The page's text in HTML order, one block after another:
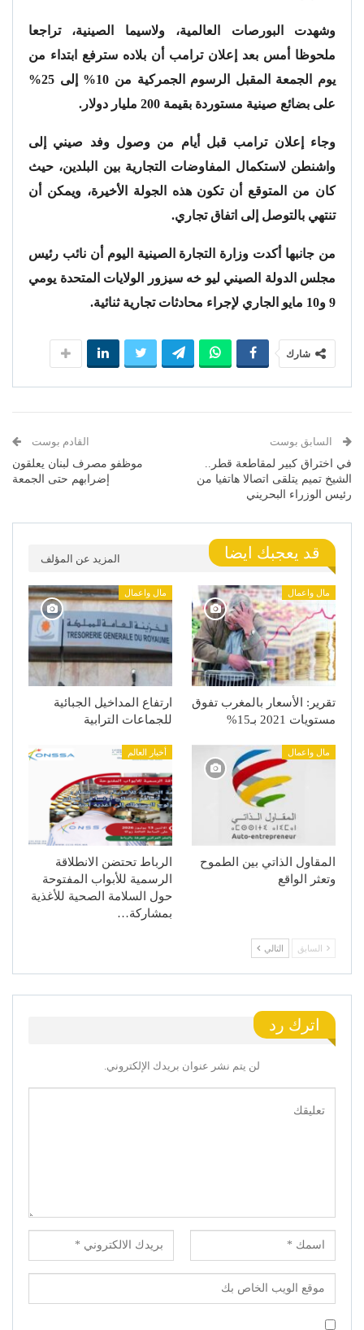
وشهدت البورصات العالمية، ولاسيما الصينية، تراجعا
ملحوظا أمس بعد إعلان ترامب أن بلاده سترفع ابتداء من
يوم الجمعة المقبل الرسوم الجمركية من 10% إلى 25%
على بضائع صينية مستوردة بقيمة 200 مليار دولار.
وجاء إعلان ترامب قبل أيام من وصول وفد صيني إلى
واشنطن لاستكمال المفاوضات التجارية بين البلدين، حيث
كان من المتوقع أن تكون هذه الجولة الأخيرة، ويمكن أن
تنتهي بالتوصل إلى اتفاق تجاري.
من جانبها أكدت وزارة التجارة الصينية اليوم أن نائب رئيس
مجلس الدولة الصيني ليو خه سيزور الولايات المتحدة يومي
9 و10 مايو الجاري لإجراء محادثات تجارية ثنائية.
شارك
السابق بوست
في اختراق كبير لمقاطعة قطر..
الشيخ تميم يتلقى اتصالا هاتفيا من
رئيس الوزراء البحريني
القادم بوست
موظفو مصرف لبنان يعلقون
إضرابهم حتى الجمعة
قد يعجبك ايضا المزيد عن المؤلف
مال واعمال
تقرير: الأسعار بالمغرب تفوق
مستويات 2021 بـ15%
مال واعمال
ارتفاع المداخيل الجبائية
للجماعات الترابية
مال واعمال
المقاول الذاتي بين الطموح
وتعثر الواقع
أخبار العالم
الرباط تحتضن الانطلاقة
الرسمية للأبواب المفتوحة
حول السلامة الصحية للأغذية
بمشاركة…
السابق التالي
اترك رد
لن يتم نشر عنوان بريدك الإلكتروني.